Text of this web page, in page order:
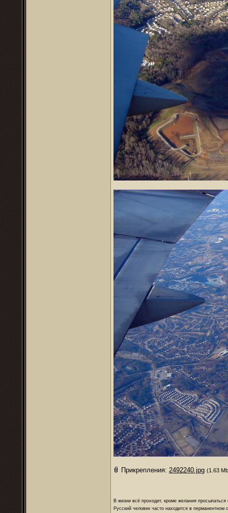
Прикрепления: 2492240.jpg (1.63
В жизни всё проходит, кроме желания просыпаться
Русский человек часто находится в